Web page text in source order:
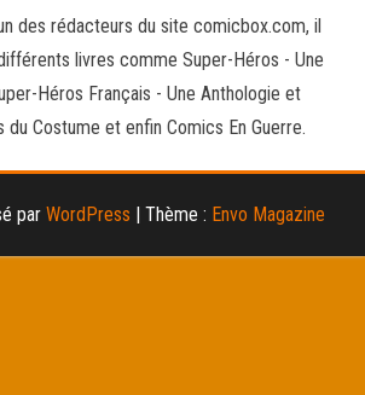
des rédacteurs du site comicbox.com, il
livres comme Super-Héros - Une
Héros Français - Une Anthologie et
du Costume et enfin Comics En Guerre.
par WordPress | Thème : Envo Magazine